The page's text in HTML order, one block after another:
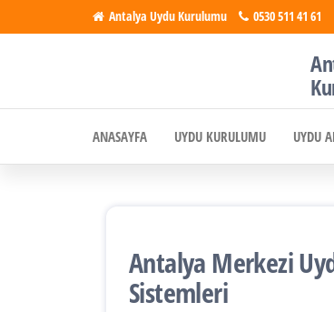
Antalya Uydu Kurulumu 0530 511 41
Uydu
Kurulumu
Kurulumu
ANASAYFA UYDU KURULUMU UYDU
Antalya Merkezi
Sistemleri